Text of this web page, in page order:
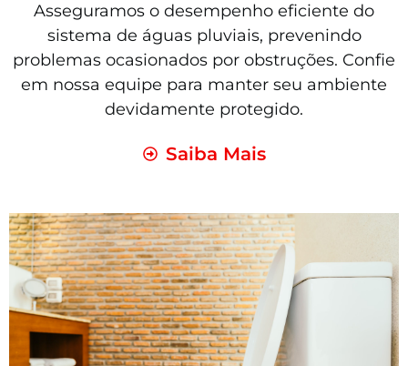
Asseguramos o desempenho eficiente do
sistema de águas pluviais, prevenindo
problemas ocasionados por obstruções. Confie
em nossa equipe para manter seu ambiente
devidamente protegido.
Saiba Mais